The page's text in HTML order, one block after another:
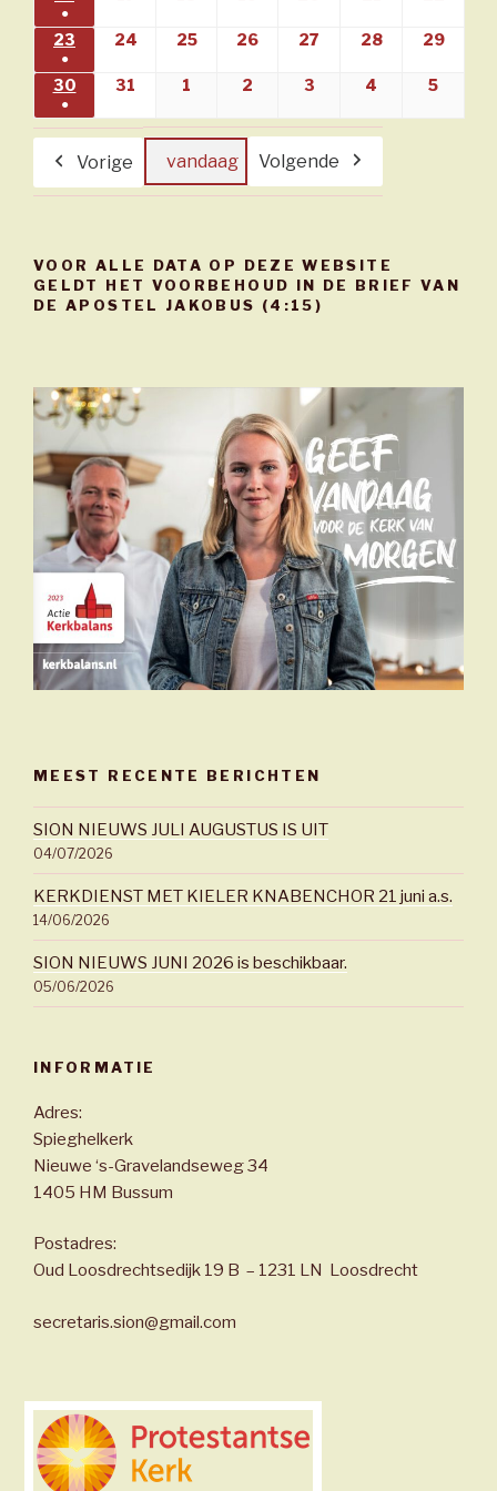
evenement)
●
(1
evenement)
23 23/08/2026
●
(1
evenement)
24 24/08/2026
2525/08/2026
26 26/08/2026
27 27/08/2026
2828/08/2026
2929/
30 30/08/2026
●
(1
evenement)
31 31/08/2026
1 01/09/2026
2 02/09/2026
3 03/09/2026
4 04/09/2026
5
Vorige vandaag Volgende
VOOR ALLE DATA OP DEZE WEBSITE
GELDT HET VOORBEHOUD IN DE BRIEF VAN
DE APOSTEL JAKOBUS (4:15)
MEEST RECENTE BERICHTEN
SION NIEUWS JULI AUGUSTUS IS UIT
04/07/2026
KERKDIENST MET KIELER KNABENCHOR 21 juni a.s.
14/06/2026
SION NIEUWS JUNI 2026 is beschikbaar.
05/06/2026
INFORMATIE
Adres:
Spieghelkerk
Nieuwe ‘s-Gravelandseweg 34
1405 HM Bussum
Postadres:
Oud Loosdrechtsedijk 19 B – 1231 LN Loosdrecht
secretaris.sion@gmail.com